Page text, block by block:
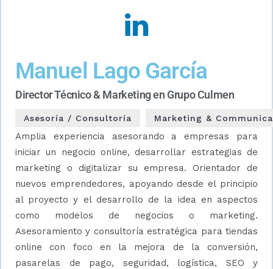
Manuel Lago García
Director Técnico & Marketing en Grupo Culmen
Asesoría / Consultoría Marketing &
Amplia experiencia asesorando a empresas para
iniciar un negocio online, desarrollar estrategias de
marketing o digitalizar su empresa. Orientador de
nuevos emprendedores, apoyando desde el principio
al proyecto y el desarrollo de la idea en aspectos
como modelos de negocios o marketing.
Asesoramiento y consultoría estratégica para tiendas
online con foco en la mejora de la conversión,
pasarelas de pago, seguridad, logística, SEO y